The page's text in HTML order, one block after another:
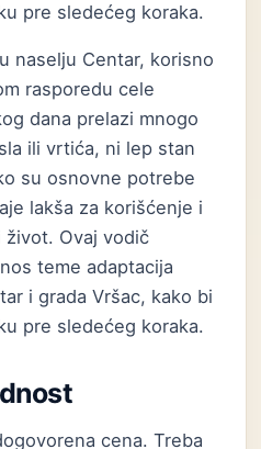
pre sledećeg koraka.
naselju Centar, korisno
rasporedu cele
dana prelazi mnogo
ili vrtića, ni lep stan
su osnovne potrebe
lakša za korišćenje i
život. Ovaj vodič
teme adaptacija
i grada Vršac, kako bi
pre sledećeg koraka.
cena. Treba